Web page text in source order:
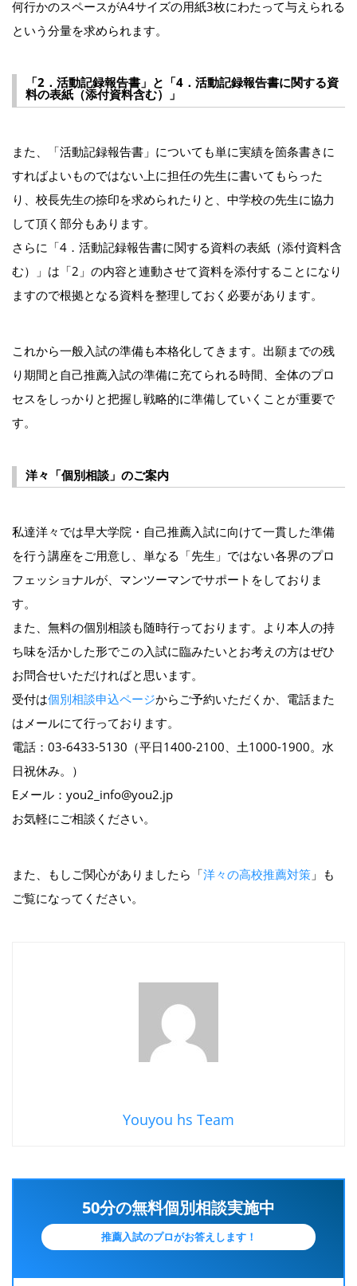
何行かのスペースがA4サイズの用紙3枚にわたって与えられる
という分量を求められます。
「2．活動記録報告書」と「4．活動記録報告書に関する資
料の表紙（添付資料含む）」
また、「活動記録報告書」についても単に実績を箇条書きに
すればよいものではない上に担任の先生に書いてもらった
り、校長先生の捺印を求められたりと、中学校の先生に協力
して頂く部分もあります。
さらに「4．活動記録報告書に関する資料の表紙（添付資料含
む）」は「2」の内容と連動させて資料を添付することになり
ますので根拠となる資料を整理しておく必要があります。
これから一般入試の準備も本格化してきます。出願までの残
り期間と自己推薦入試の準備に充てられる時間、全体のプロ
セスをしっかりと把握し戦略的に準備していくことが重要で
す。
洋々「個別相談」のご案内
私達洋々では早大学院・自己推薦入試に向けて一貫した準備
を行う講座をご用意し、単なる「先生」ではない各界のプロ
フェッショナルが、マンツーマンでサポートをしておりま
す。
また、無料の個別相談も随時行っております。より本人の持
ち味を活かした形でこの入試に臨みたいとお考えの方はぜひ
お問合せいただければと思います。
受付は個別相談申込ページからご予約いただくか、電話また
はメールにて行っております。
電話：03-6433-5130（平日1400-2100、土1000-1900。水
日祝休み。）
Eメール：you2_info@you2.jp
お気軽にご相談ください。
また、もしご関心がありましたら「洋々の高校推薦対策 」も
ご覧になってください。
Youyou hs Team
50分の無料個別相談実施中
推薦入試のプロがお答えします！